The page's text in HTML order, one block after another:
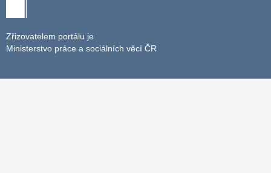
Zřizovatelem portálu je
Ministerstvo práce a sociálních věcí ČR